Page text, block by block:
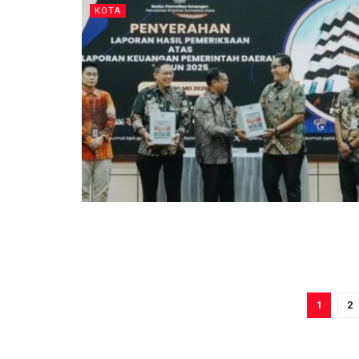
KOTA
1 2